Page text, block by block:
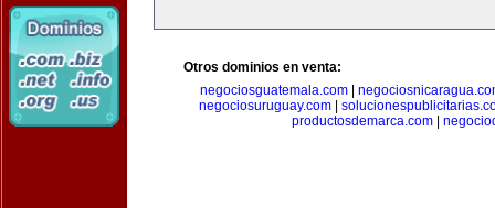
Otros dominios en venta:
negociosguatemala.com
negociosuruguay.com
productosdemarca.com